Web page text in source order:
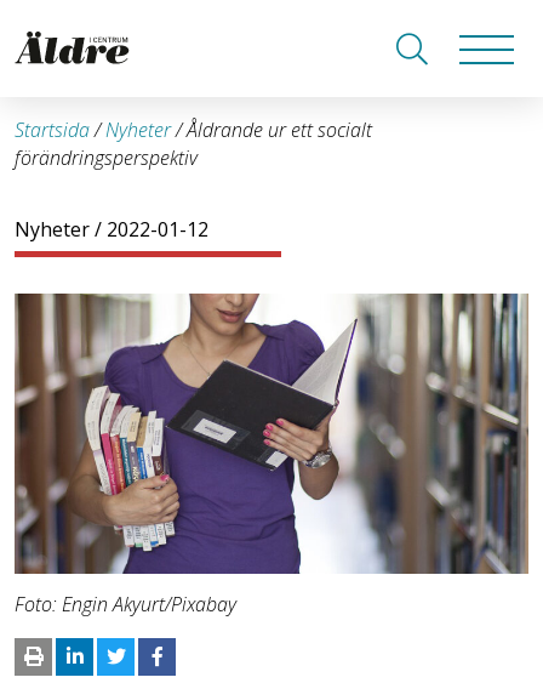
Startsida/Nyheter/Åldrande ur ett socialt
förändringsperspektiv
Nyheter/ 2022-01-12
Foto: Engin Akyurt/Pixabay